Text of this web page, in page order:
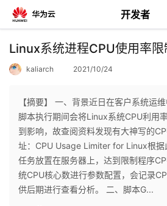
开发者
返
个
人
我
Linux系统进程CPU使用率限
kaliarch 2021/10/24
【摘要】 一、背景近日在客户系统运
脚本执行期间会将Linux系统CPU利用
到影响，故查阅资料发现有大神写的
址：CPU Usage Limiter for Linux根据
任务放置在服务器上，达到限制程序
统CPU核心数进行参数配置，会记录
供后期进行查看分析。 二、脚本G...